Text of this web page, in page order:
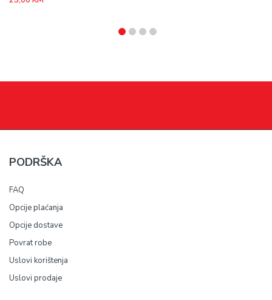
PODRŠKA
FAQ
Opcije plaćanja
Opcije dostave
Povrat robe
Uslovi korištenja
Uslovi prodaje